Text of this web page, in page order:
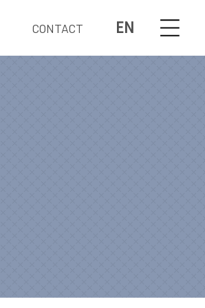
EN
CONTACT